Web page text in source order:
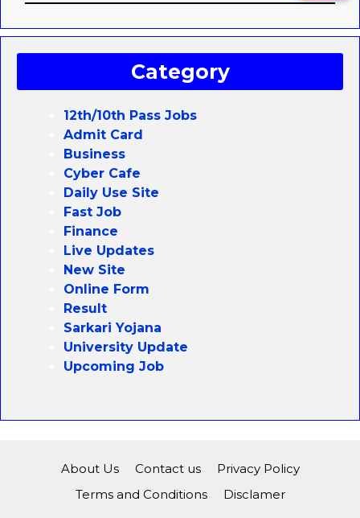
Category
12th/10th Pass Jobs
Admit Card
Business
Cyber Cafe
Daily Use Site
Fast Job
Finance
Live Updates
New Site
Online Form
Result
Sarkari Yojana
University Update
Upcoming Job
About Us Contact us
Privacy Policy
Terms and Conditions
Disclamer